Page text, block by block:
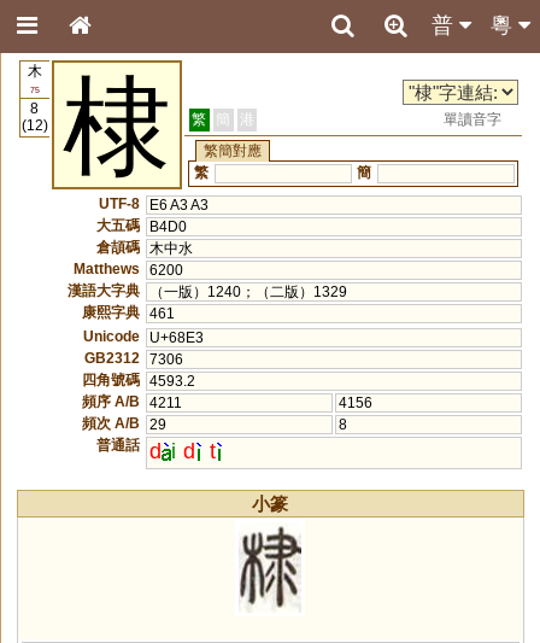
粵
普
木
75
8
(12)
棣 繁 簡 港
單讀音字
繁簡對應
繁
簡
UTF-8
E6 A3 A3
大五碼
B4D0
倉頡碼
木中水
Matthews
6200
漢語大字典
（一版）1240；（二版）1329
康熙字典 461
Unicode
U+68E3
GB2312
7306
四角號碼 4593.2
頻序 A/B
4211
4156
頻次 A/B
29
8
普通話 d i d t
小篆